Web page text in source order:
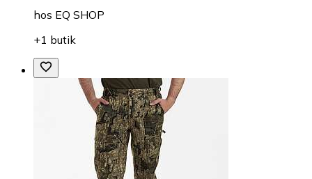
hos EQ SHOP
+1 butik